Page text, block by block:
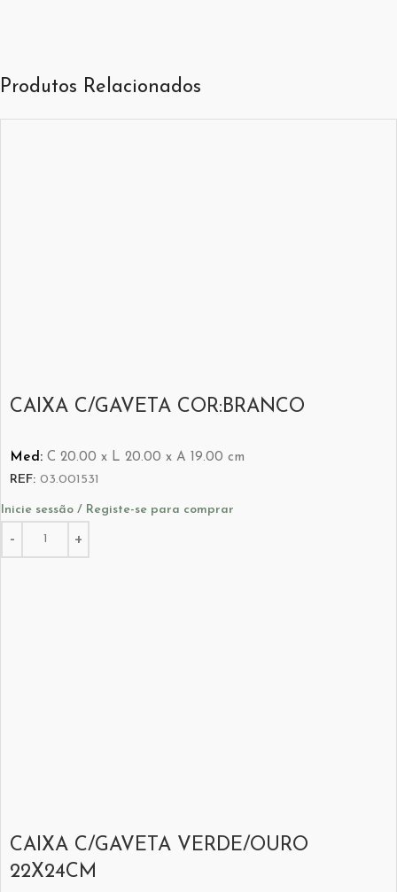
Produtos Relacionados
CAIXA C/GAVETA COR:BRANCO
Med: C 20.00 x L 20.00 x A 19.00 cm
REF: 03.001531
Inicie sessão / Registe-se para comprar
CAIXA C/GAVETA VERDE/OURO
22X24CM